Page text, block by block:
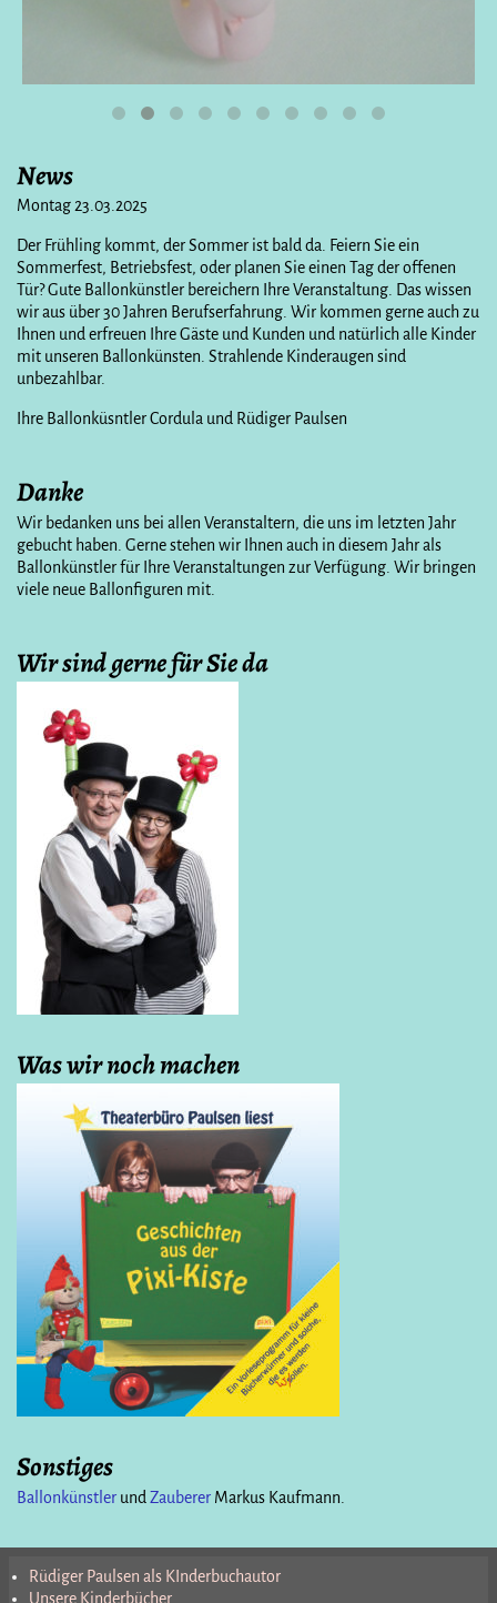
News
Montag 23.03.2025
Der Frühling kommt, der Sommer ist bald da. Feiern Sie ein
Sommerfest, Betriebsfest, oder planen Sie einen Tag der offenen
Tür? Gute Ballonkünstler bereichern Ihre Veranstaltung. Das wissen
wir aus über 30 Jahren Berufserfahrung. Wir kommen gerne auch zu
Ihnen und erfreuen Ihre Gäste und Kunden und natürlich alle Kinder
mit unseren Ballonkünsten. Strahlende Kinderaugen sind
unbezahlbar.
Ihre Ballonküsntler Cordula und Rüdiger Paulsen
Danke
Wir bedanken uns bei allen Veranstaltern, die uns im letzten Jahr
gebucht haben. Gerne stehen wir Ihnen auch in diesem Jahr als
Ballonkünstler für Ihre Veranstaltungen zur Verfügung. Wir bringen
viele neue Ballonfiguren mit.
Wir sind gerne für Sie da
Was wir noch machen
Sonstiges
Ballonkünstler und Zauberer Markus Kaufmann.
Rüdiger Paulsen als KInderbuchautor
Unsere Kinderbücher